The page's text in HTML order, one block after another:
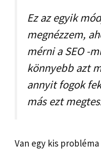
Ez az egyik
megnézzem,
mérni a SEO -
könnyebb azt
annyit fogok
más ezt
Van egy kis probléma